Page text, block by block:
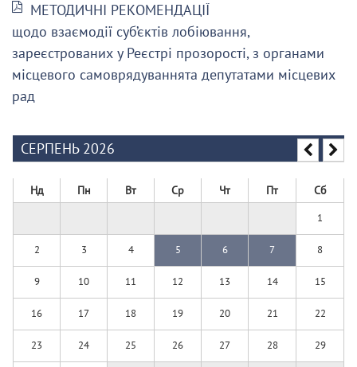
МЕТОДИЧНІ РЕКОМЕНДАЦІЇ
щодо взаємодії суб’єктів лобіювання,
зареєстрованих у Реєстрі прозорості, з органами
місцевого самоврядуваннята депутатами місцевих
рад
СЕРПЕНЬ 2026
Нд Пн Вт Ср Чт Пт Сб
1
2 3 4 5 6 7 8
9 10 11 12 13 14 15
16 17 18 19 20 21 22
23 24 25 26 27 28 29